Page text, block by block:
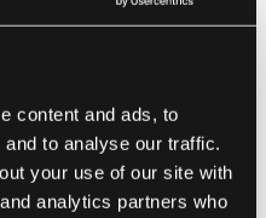
content and ads, to
to analyse our traffic.
your use of our site with
analytics partners who
übernehmen.
von Paketmanagern
sowie die Einhaltung
und das Aktualisieren
sie organisiert